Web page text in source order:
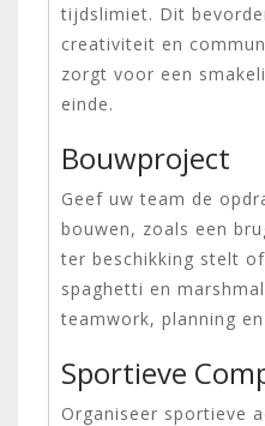
tijdslimiet. Dit
creativiteit en
zorgt voor een
einde.
Bouwproject
Geef uw team de
bouwen, zoals een
ter beschikking stelt
spaghetti en
teamwork, planning
Sportieve
Organiseer sportieve